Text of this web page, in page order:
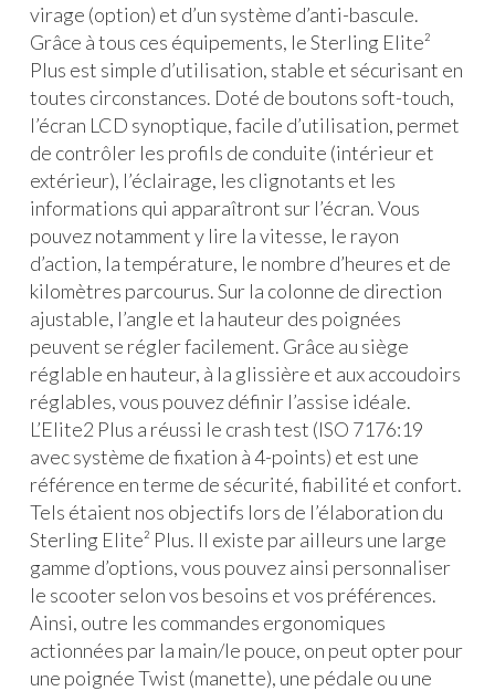
virage (option) et d’un système d’anti-bascule.
Grâce à tous ces équipements, le Sterling Elite²
Plus est simple d’utilisation, stable et sécurisant en
toutes circonstances. Doté de boutons soft-touch,
l’écran LCD synoptique, facile d’utilisation, permet
de contrôler les profils de conduite (intérieur et
extérieur), l’éclairage, les clignotants et les
informations qui apparaîtront sur l’écran. Vous
pouvez notamment y lire la vitesse, le rayon
d’action, la température, le nombre d’heures et de
kilomètres parcourus. Sur la colonne de direction
ajustable, l’angle et la hauteur des poignées
peuvent se régler facilement. Grâce au siège
réglable en hauteur, à la glissière et aux accoudoirs
réglables, vous pouvez définir l’assise idéale.
L’Elite2 Plus a réussi le crash test (ISO 7176:19
avec système de fixation à 4-points) et est une
référence en terme de sécurité, fiabilité et confort.
Tels étaient nos objectifs lors de l’élaboration du
Sterling Elite² Plus. Il existe par ailleurs une large
gamme d’options, vous pouvez ainsi personnaliser
le scooter selon vos besoins et vos préférences.
Ainsi, outre les commandes ergonomiques
actionnées par la main/le pouce, on peut opter pour
une poignée Twist (manette), une pédale ou une